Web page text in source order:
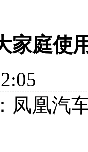
家庭使
凤凰汽